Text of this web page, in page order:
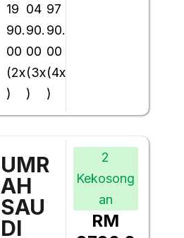
19
90.
00
(2x
)
04
90.
00
(3x
)
97
90.
00
(4x
)
UMR
AH
SAU
DI
2
Kekosong
an
RM